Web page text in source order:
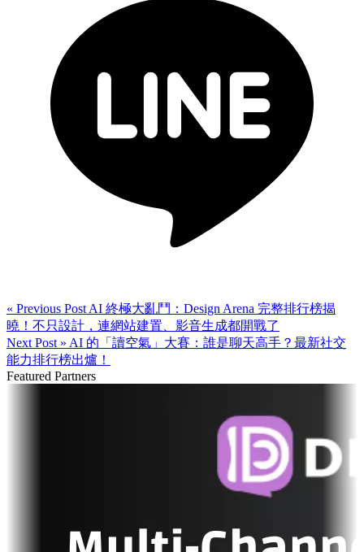
« Previous Post AI 終極大亂鬥：Design Arena 完整排行榜揭
曉！不只設計，連網站建置、影音生成都開戰了
Next Post » AI 的「讀空氣」大賽：誰是聊天高手？最新社交
能力排行榜出爐！
Featured Partners